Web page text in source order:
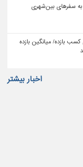
سفرهای بین‌شهری
بازده/ میانگین بازده
اخبار بیشتر